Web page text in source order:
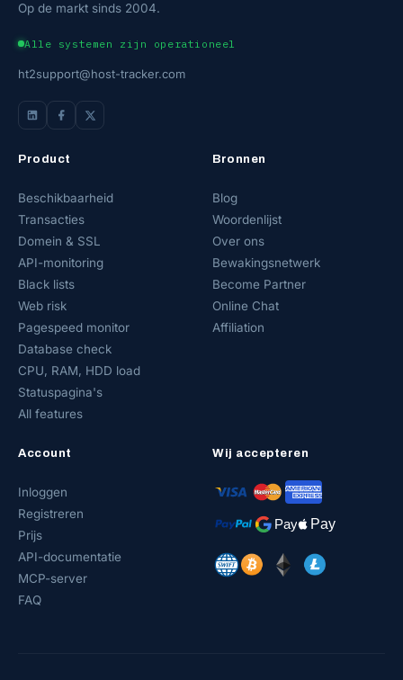
Op de markt sinds 2004.
Alle systemen zijn operationeel
ht2support@host-tracker.com
Product
Beschikbaarheid
Transacties
Domein & SSL
API-monitoring
Black lists
Web risk
Pagespeed monitor
Database check
CPU, RAM, HDD load
Statuspagina's
All features
Bronnen
Blog
Woordenlijst
Over ons
Bewakingsnetwerk
Become Partner
Online Chat
Affiliation
Account
Inloggen
Registreren
Prijs
API-documentatie
MCP-server
FAQ
Wij accepteren